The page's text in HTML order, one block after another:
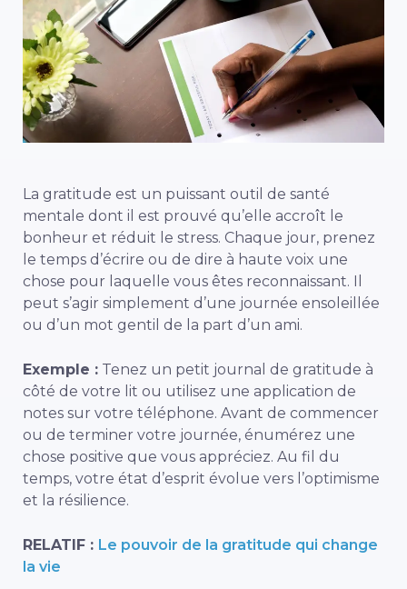
La gratitude est un puissant outil de santé
mentale dont il est prouvé qu’elle accroît le
bonheur et réduit le stress. Chaque jour, prenez
le temps d’écrire ou de dire à haute voix une
chose pour laquelle vous êtes reconnaissant. Il
peut s’agir simplement d’une journée ensoleillée
ou d’un mot gentil de la part d’un ami.
Exemple : Tenez un petit journal de gratitude à
côté de votre lit ou utilisez une application de
notes sur votre téléphone. Avant de commencer
ou de terminer votre journée, énumérez une
chose positive que vous appréciez. Au fil du
temps, votre état d’esprit évolue vers l’optimisme
et la résilience.
RELATIF : Le pouvoir de la gratitude qui change
la vie